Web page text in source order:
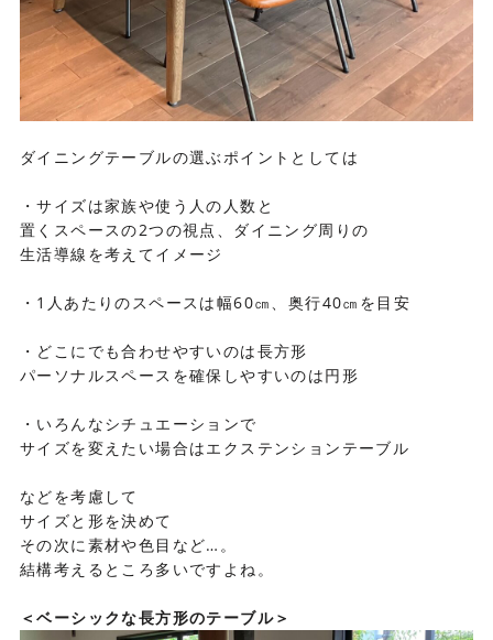
ダイニングテーブルの選ぶポイントとしては
・サイズは家族や使う人の人数と
置くスペースの2つの視点、ダイニング周りの
生活導線を考えてイメージ
・1人あたりのスペースは幅60㎝、奥行40㎝を目安
・どこにでも合わせやすいのは長方形
パーソナルスペースを確保しやすいのは円形
・いろんなシチュエーションで
サイズを変えたい場合はエクステンションテーブル
などを考慮して
サイズと形を決めて
その次に素材や色目など…。
結構考えるところ多いですよね。
＜ベーシックな長方形のテーブル＞